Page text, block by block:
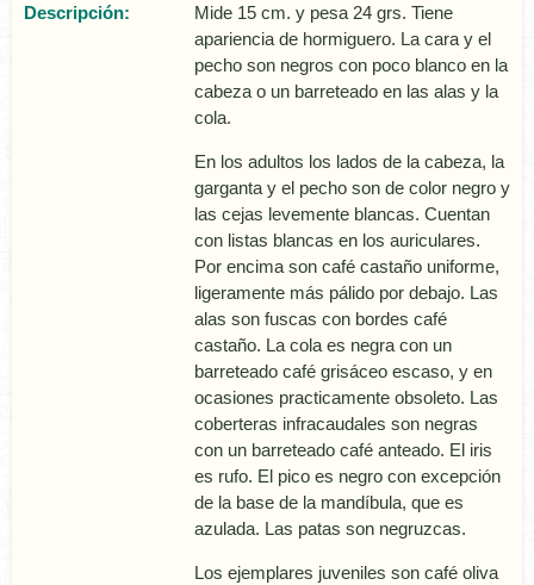
Descripción:
Mide 15 cm. y pesa 24 grs. Tiene
apariencia de hormiguero. La cara y el
pecho son negros con poco blanco en la
cabeza o un barreteado en las alas y la
cola.
En los adultos los lados de la cabeza, la
garganta y el pecho son de color negro y
las cejas levemente blancas. Cuentan
con listas blancas en los auriculares.
Por encima son café castaño uniforme,
ligeramente más pálido por debajo. Las
alas son fuscas con bordes café
castaño. La cola es negra con un
barreteado café grisáceo escaso, y en
ocasiones practicamente obsoleto. Las
coberteras infracaudales son negras
con un barreteado café anteado. El iris
es rufo. El pico es negro con excepción
de la base de la mandí­bula, que es
azulada. Las patas son negruzcas.
Los ejemplares juveniles son café oliva